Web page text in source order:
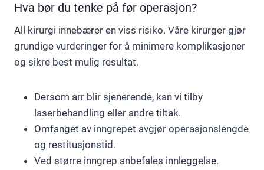
Hva bør du tenke på før operasjon?
All kirurgi innebærer en viss risiko. Våre kirurger gjør
grundige vurderinger for å minimere komplikasjoner
og sikre best mulig resultat.
Dersom arr blir sjenerende, kan vi tilby
laserbehandling eller andre tiltak.
Omfanget av inngrepet avgjør operasjonslengde
og restitusjonstid.
Ved større inngrep anbefales innleggelse.